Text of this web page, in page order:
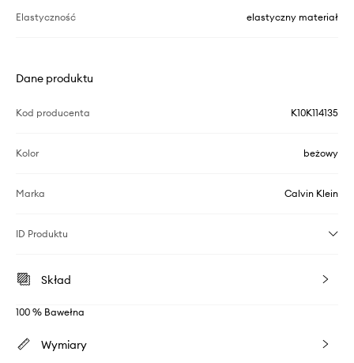
Elastyczność elastyczny materiał
Dane produktu
Kod producenta K10K114135
Kolor beżowy
Marka Calvin Klein
ID Produktu
Skład
100 % Bawełna
Wymiary